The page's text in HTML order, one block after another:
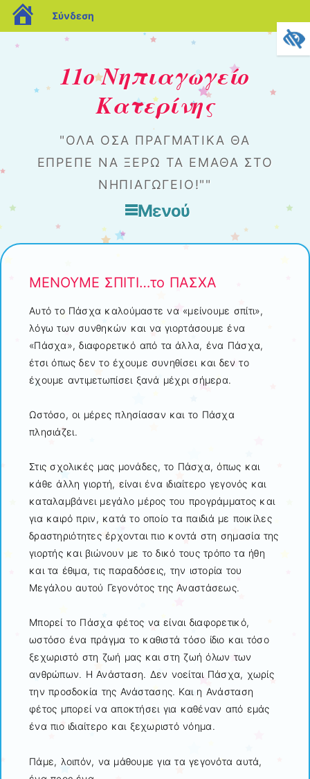
blogs.sch.gr
Σύνδεση
11ο Νηπιαγωγείο
Κατερίνης
"ΌΛΑ ΌΣΑ ΠΡΑΓΜΑΤΙΚΆ ΘΑ
ΈΠΡΕΠΕ ΝΑ ΞΈΡΩ ΤΑ ΈΜΑΘΑ ΣΤΟ
ΝΗΠΙΑΓΩΓΕΊΟ!""
Μενού
Μετάβαση στο περιεχόμενο
ΜΕΝΟΥΜΕ ΣΠΙΤΙ…το ΠΑΣΧΑ
Αυτό το Πάσχα καλούμαστε να «μείνουμε σπίτι»,
λόγω των συνθηκών και να γιορτάσουμε ένα
«Πάσχα», διαφορετικό από τα άλλα, ένα Πάσχα,
έτσι όπως δεν το έχουμε συνηθίσει και δεν το
έχουμε αντιμετωπίσει ξανά μέχρι σήμερα.
Ωστόσο, οι μέρες πλησίασαν και το Πάσχα
πλησιάζει.
Στις σχολικές μας μονάδες, το Πάσχα, όπως και
κάθε άλλη γιορτή, είναι ένα ιδιαίτερο γεγονός και
καταλαμβάνει μεγάλο μέρος του προγράμματος και
για καιρό πριν, κατά το οποίο τα παιδιά με ποικίλες
δραστηριότητες έρχονται πιο κοντά στη σημασία της
γιορτής και βιώνουν με το δικό τους τρόπο τα ήθη
και τα έθιμα, τις παραδόσεις, την ιστορία του
Μεγάλου αυτού Γεγονότος της Αναστάσεως.
Μπορεί το Πάσχα φέτος να είναι διαφορετικό,
ωστόσο ένα πράγμα το καθιστά τόσο ίδιο και τόσο
ξεχωριστό στη ζωή μας και στη ζωή όλων των
ανθρώπων. Η Ανάσταση. Δεν νοείται Πάσχα, χωρίς
την προσδοκία της Ανάστασης. Και η Ανάσταση
φέτος μπορεί να αποκτήσει για καθέναν από εμάς
ένα πιο ιδιαίτερο και ξεχωριστό νόημα.
Πάμε, λοιπόν, να μάθουμε για τα γεγονότα αυτά,